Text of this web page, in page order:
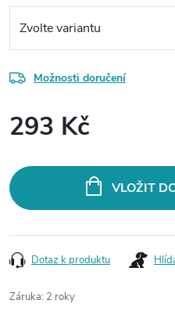
Možnosti doručení
293 Kč
VLOŽIT
Dotaz k produktu
Záruka: 2 roky